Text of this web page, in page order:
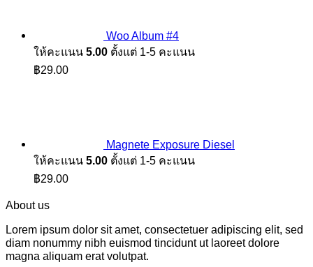
Woo Album #4
ให้คะแนน 5.00 ตั้งแต่ 1-5 คะแนน
฿29.00
Magnete Exposure Diesel
ให้คะแนน 5.00 ตั้งแต่ 1-5 คะแนน
฿29.00
About us
Lorem ipsum dolor sit amet, consectetuer adipiscing elit, sed
diam nonummy nibh euismod tincidunt ut laoreet dolore
magna aliquam erat volutpat.